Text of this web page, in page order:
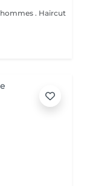
. Haircut